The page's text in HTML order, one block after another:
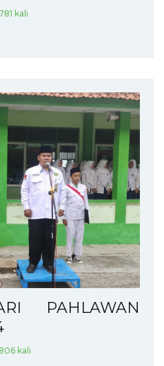
kali
PAHLAWAN
kali